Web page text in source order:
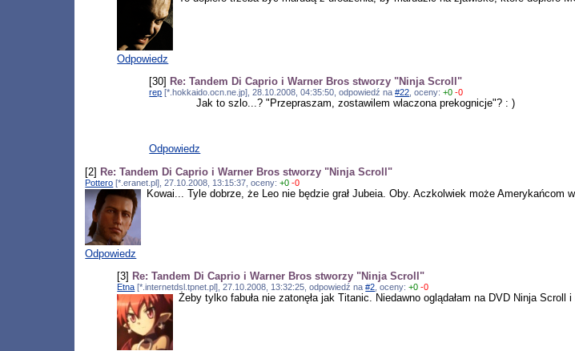
Odpowiedz
[30] Re: Tandem Di Caprio i Warner Bros stworzy "Ninja Scroll"
rep [*.hokkaido.ocn.ne.jp], 28.10.2008, 04:35:50, odpowiedź na#22 , oceny:+0 -0
Jak to szlo...? "Przepraszam, zostawilem wlaczona prekognicje"? : )
Odpowiedz
[2] Re: Tandem Di Caprio i Warner Bros stworzy "Ninja Scroll"
Pottero [*.eranet.pl], 27.10.2008, 13:15:37, oceny:+0 -0
Kowai... Tyle dobrze, że Leo nie będzie grał Jubeia. Oby. Aczkolwiek może Amerykańcom
Odpowiedz
[3] Re: Tandem Di Caprio i Warner Bros stworzy "Ninja Scroll"
Etna [*.internetdsl.tpnet.pl], 27.10.2008, 13:32:25, odpowiedź na#2 , oceny:+0 -0
Żeby tylko fabuła nie zatonęła jak Titanic. Niedawno oglądałam na DVD Ninja